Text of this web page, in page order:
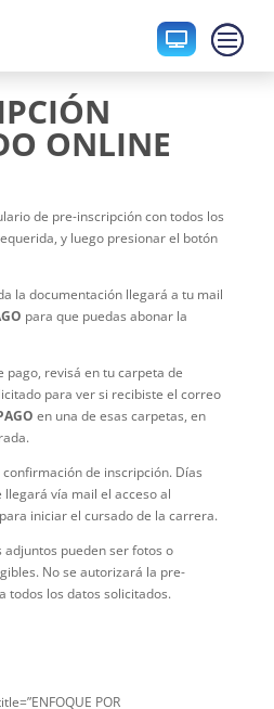

ONLINE
de pre-inscripción con todos los
y luego presionar el botón
la documentación llegará a tu mail
para que puedas abonar la
pago, revisá en tu carpeta de
para ver si recibiste el correo
en una de esas carpetas, en
de inscripción. Días
vía mail el acceso al
iniciar el cursado de la carrera.
pueden ser fotos o
No se autorizará la pre-
todos los datos solicitados.
POR